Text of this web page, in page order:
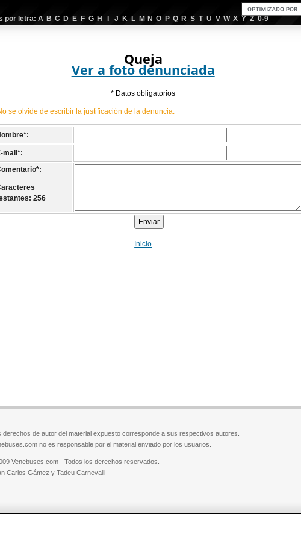
por letra: A B C D E F G H J K L M N O P Q R S T U V W X Y Z 0-9
Queja
Ver a foto denunciada
* Datos obligatorios
se olvide de escribir la justificación de la denuncia.
*:
mail*:
*:
256
Inicio
derechos de autor del material expuesto corresponde a sus respectivos autores.
no es responsable por el material enviado por los usuarios.
Venebuses.com - Todos los derechos reservados.
Carlos Gámez y Tadeu Carnevalli